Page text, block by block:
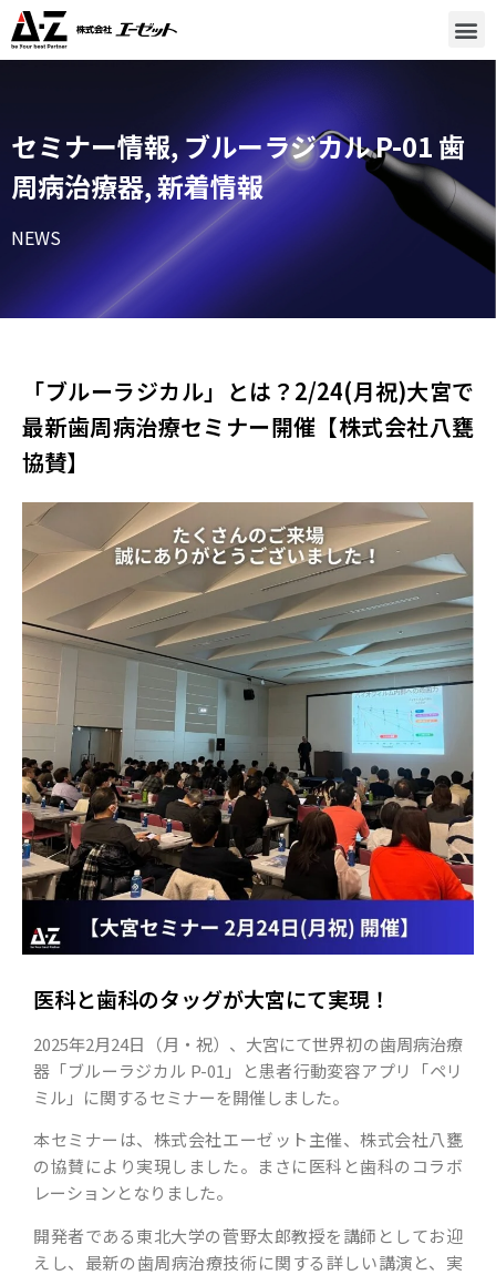
セミナー情報,ブルーラジカル P-01 歯
周病治療器,新着情報
NEWS
「ブルーラジカル」とは？2/24(月祝)大宮で
最新歯周病治療セミナー開催【株式会社八甕
協賛】
医科と歯科のタッグが大宮にて実現！
2025年2月24日（月・祝）、大宮にて世界初の歯周病治療
器「ブルーラジカル P-01」と患者行動変容アプリ「ペリ
ミル」に関するセミナーを開催しました。
本セミナーは、株式会社エーゼット主催、株式会社八甕
の協賛により実現しました。まさに医科と歯科のコラボ
レーションとなりました。
開発者である東北大学の菅野太郎教授を講師としてお迎
えし、最新の歯周病治療技術に関する詳しい講演と、実